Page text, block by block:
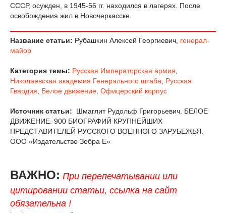
СССР, осужден, в 1945-56 гг. находился в лагерях. После
освобождения жил в Новочеркасске.
Название статьи: Рубашкин Алексей Георгиевич, генерал-
майор
Категория темы: Русская Императорская армия
Николаевская академия Генерального штаба
Русская
Гвардия
Белое движение Офицерский корпус
Источник статьи:
Шмаглит Рудольф Григорьевич. БЕЛОЕ
ДВИЖЕНИЕ. 900 БИОГРАФИЙ КРУПНЕЙШИХ
ПРЕДСТАВИТЕЛЕЙ РУССКОГО ВОЕННОГО ЗАРУБЕЖЬЯ.
ООО «Издательство Зебра Е»
ВАЖНО: При перепечатывании или
цитировании статьи, ссылка на сайт
обязательна !